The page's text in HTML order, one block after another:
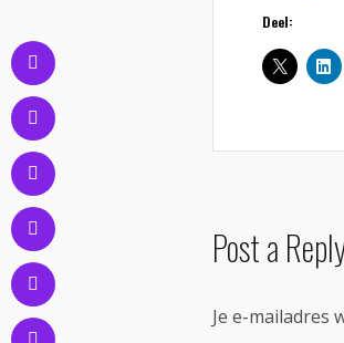
Deel:
Post a
Je e-mailadres